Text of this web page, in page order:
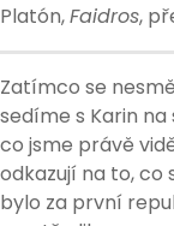
Platón,Faidros,
Zatímco se
sedíme s Karin
co jsme právě
odkazují na to, co
bylo za první